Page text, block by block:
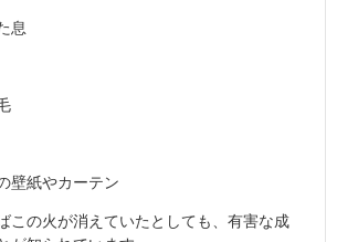
息
壁紙やカーテン
この火が消えていたとしても、有害な成